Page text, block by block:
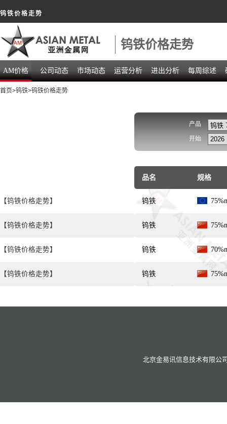
钨铁价格走势
钨铁价格走势
AM价格 公司动态 市场动态 运营分析 进出分析 每周综述
首页>钨铁>钨铁价格走势
【钨铁价格走势】
【钨铁价格走势】
【钨铁价格走势】
【钨铁价格走势】
产品
开始
品名 规格
钨铁
钨铁
钨铁
钨铁
北京金易讯信息技术有限公